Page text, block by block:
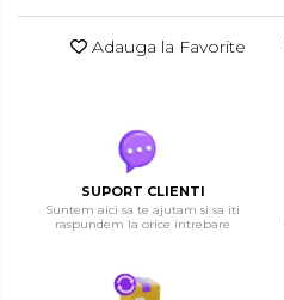
Adauga la Favorite
SUPORT CLIENTI
Suntem aici sa te ajutam si sa iti
raspundem la orice intrebare